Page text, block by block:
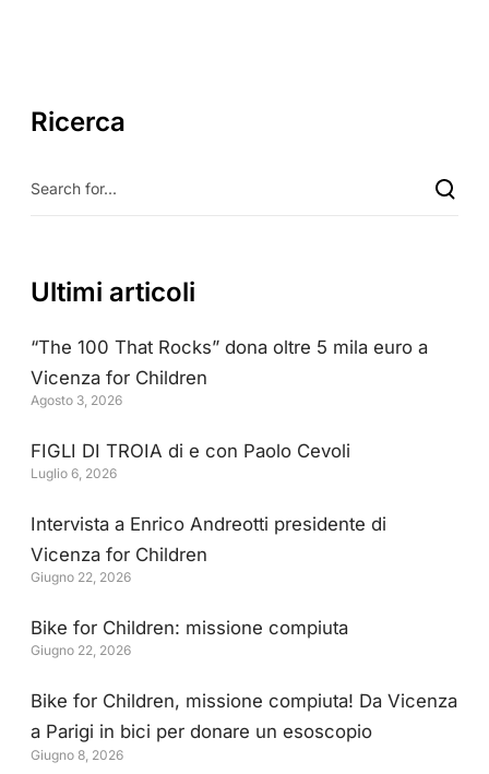
Ricerca
Ultimi articoli
“The 100 That Rocks” dona oltre 5 mila euro a
Vicenza for Children
Agosto 3, 2026
FIGLI DI TROIA di e con Paolo Cevoli
Luglio 6, 2026
Intervista a Enrico Andreotti presidente di
Vicenza for Children
Giugno 22, 2026
Bike for Children: missione compiuta
Giugno 22, 2026
Bike for Children, missione compiuta! Da Vicenza
a Parigi in bici per donare un esoscopio
all’Ospedale San Bortolo
Giugno 8, 2026